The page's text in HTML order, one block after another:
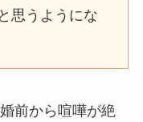
思うようにな
前から喧嘩が絶